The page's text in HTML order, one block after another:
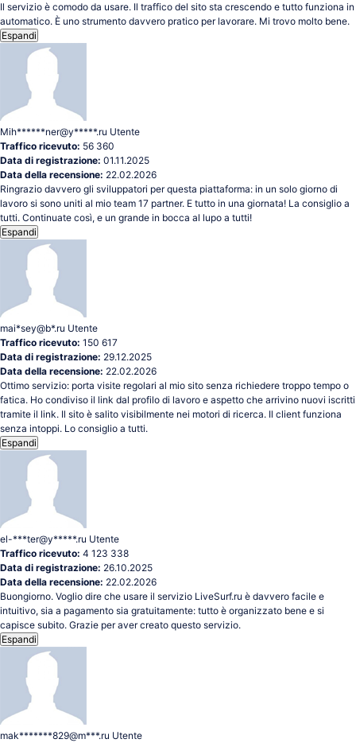
Il servizio è comodo da usare. Il traffico del sito sta crescendo e tutto funziona in
automatico. È uno strumento davvero pratico per lavorare. Mi trovo molto bene.
Espandi
Mih******ner@y*****.ru Utente
Traffico ricevuto: 56 360
Data di registrazione: 01.11.2025
Data della recensione: 22.02.2026
Ringrazio davvero gli sviluppatori per questa piattaforma: in un solo giorno di
lavoro si sono uniti al mio team 17 partner. E tutto in una giornata! La consiglio a
tutti. Continuate così, e un grande in bocca al lupo a tutti!
Espandi
mai*sey@b*.ru Utente
Traffico ricevuto: 150 617
Data di registrazione: 29.12.2025
Data della recensione: 22.02.2026
Ottimo servizio: porta visite regolari al mio sito senza richiedere troppo tempo o
fatica. Ho condiviso il link dal profilo di lavoro e aspetto che arrivino nuovi iscritti
tramite il link. Il sito è salito visibilmente nei motori di ricerca. Il client funziona
senza intoppi. Lo consiglio a tutti.
Espandi
el-***ter@y*****.ru Utente
Traffico ricevuto: 4 123 338
Data di registrazione: 26.10.2025
Data della recensione: 22.02.2026
Buongiorno. Voglio dire che usare il servizio LiveSurf.ru è davvero facile e
intuitivo, sia a pagamento sia gratuitamente: tutto è organizzato bene e si
capisce subito. Grazie per aver creato questo servizio.
Espandi
mak*******829@m***.ru Utente